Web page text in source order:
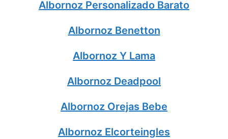
Albornoz Personalizado Barato
Albornoz Benetton
Albornoz Y Lama
Albornoz Deadpool
Albornoz Orejas Bebe
Albornoz Elcorteingles